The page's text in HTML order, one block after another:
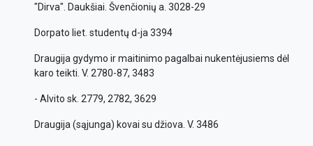
"Dirva". Daukšiai. Švenčionių a. 3028-29
Dorpato liet. studentų d-ja 3394
Draugija gydymo ir maitinimo pagalbai nukentėjusiems dėl
karo teikti. V. 2780-87, 3483
- Alvito sk. 2779, 2782, 3629
Draugija (sąjunga) kovai su džiova. V. 3486